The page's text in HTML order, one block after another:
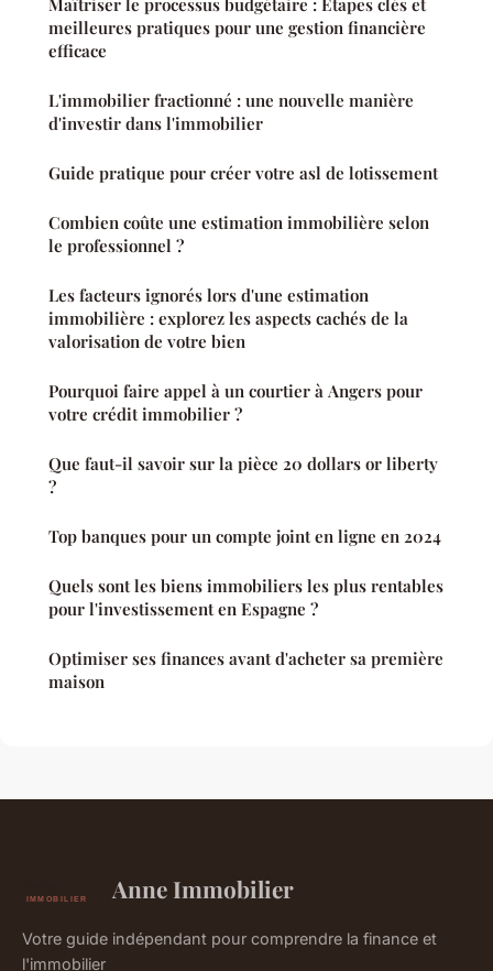
meilleures pratiques pour une gestion financière
efficace
L'immobilier fractionné : une nouvelle manière
d'investir dans l'immobilier
Guide pratique pour créer votre asl de lotissement
Combien coûte une estimation immobilière selon
le professionnel ?
Les facteurs ignorés lors d'une estimation
immobilière : explorez les aspects cachés de la
valorisation de votre bien
Pourquoi faire appel à un courtier à Angers pour
votre crédit immobilier ?
Que faut-il savoir sur la pièce 20 dollars or liberty
?
Top banques pour un compte joint en ligne en 2024
Quels sont les biens immobiliers les plus rentables
pour l'investissement en Espagne ?
Optimiser ses finances avant d'acheter sa première
maison
Anne Immobilier
Votre guide indépendant pour comprendre la finance et
l'immobilier